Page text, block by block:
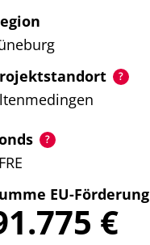
EU-Förderung